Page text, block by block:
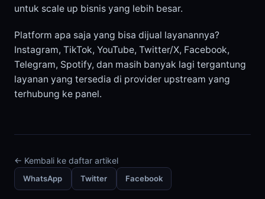
untuk scale up bisnis yang lebih besar.
Platform apa saja yang bisa dijual layanannya?
Instagram, TikTok, YouTube, Twitter/X, Facebook,
Telegram, Spotify, dan masih banyak lagi tergantung
layanan yang tersedia di provider upstream yang
terhubung ke panel.
← Kembali ke daftar artikel
WhatsApp Twitter Facebook